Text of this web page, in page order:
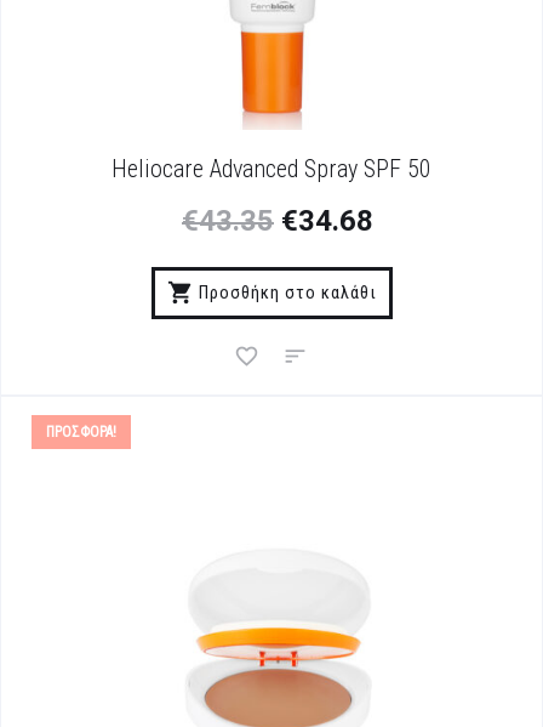
Heliocare Advanced Spray SPF 50
€43.35 €34.68
Προσθήκη στο καλάθι
ΠΡΟΣΦΟΡΆ!